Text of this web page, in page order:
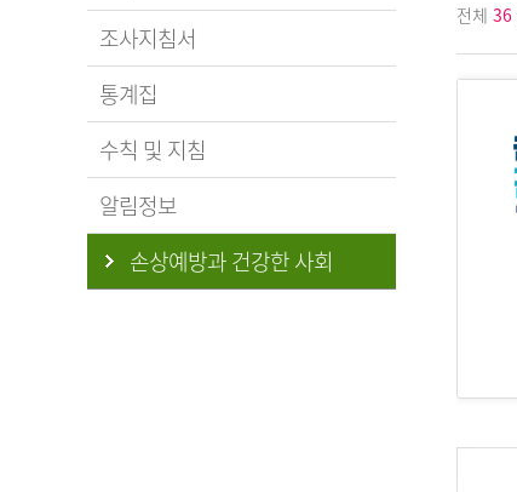
조사지침서
통계집
수칙 및 지침
알림정보
손상예방과 건강한 사회
전체 36